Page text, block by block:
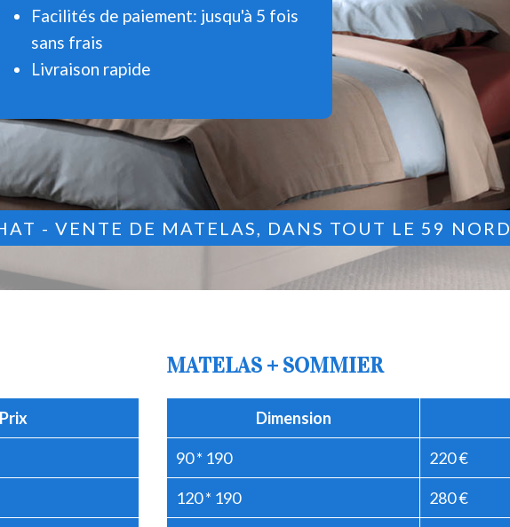
Facilités de paiement: jusqu'à 5 fois
sans frais
Livraison rapide
- VENTE DE MATELAS, DANS TOUT LE 59 NORD
Prix
MATELAS + SOMMIER
Dimension
90 * 190 220 €
120 * 190 280 €